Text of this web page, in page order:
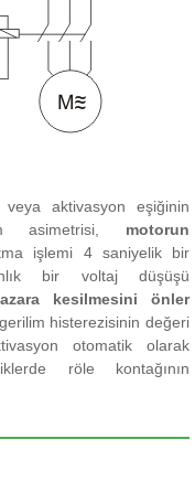
aktivasyon eşiğinin
asimetrisi,
motorun
işlemi 4 saniyelik bir
bir voltaj düşüşü
kesilmesini önler
histerezisinin değeri
otomatik olarak
röle kontağının